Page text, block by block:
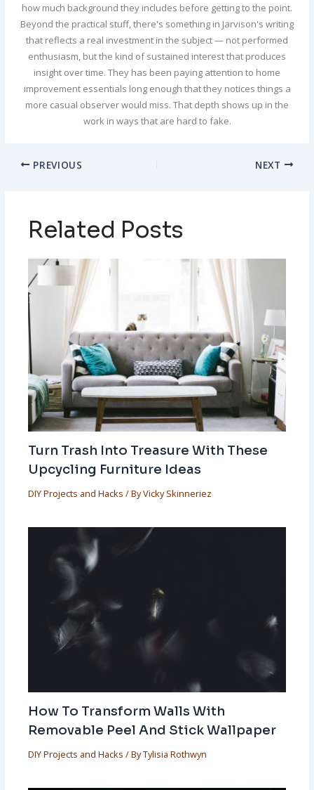
how much background they includes before getting to the point.
Beyond the practical stuff, there's something in Jarvison's writing
that reflects a real investment in the subject — not performed
enthusiasm, but the kind of sustained interest that produces
insight over time. They has been paying attention to home
improvement essentials long enough that they notices things a
more casual observer would miss. That depth shows up in the
work in ways that are hard to fake.
PREVIOUS NEXT
Related Posts
Turn Trash Into Treasure With These
Upcycling Furniture Ideas
DIY Projects and Hacks / ByVicky Skinneriez
How To Transform Walls With
Removable Peel And Stick Wallpaper
DIY Projects and Hacks / ByTylisia Rothwyn